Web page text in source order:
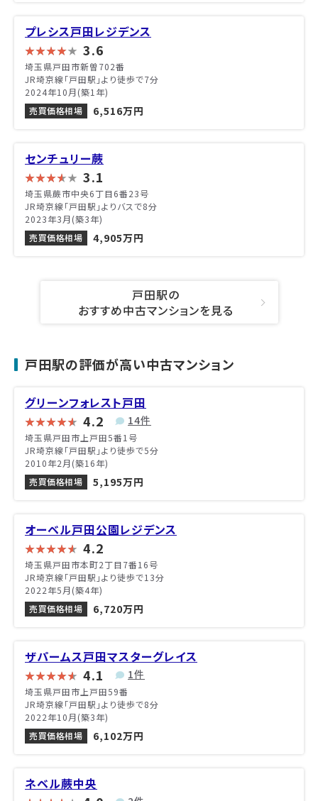
プレシス戸田レジデンス
3.6
埼玉県戸田市新曽702番
JR埼京線「戸田駅」より徒歩で7分
2024年10月(築1年)
売買価格相場
6,516万円
センチュリー蕨
3.1
埼玉県蕨市中央6丁目6番23号
JR埼京線「戸田駅」よりバスで8分
2023年3月(築3年)
売買価格相場
4,905万円
戸田駅の
おすすめ中古マンションを見る
戸田駅の評価が高い中古マンション
グリーンフォレスト戸田
4.2 14件
埼玉県戸田市上戸田5番1号
JR埼京線「戸田駅」より徒歩で5分
2010年2月(築16年)
売買価格相場
5,195万円
オーベル戸田公園レジデンス
4.2
埼玉県戸田市本町2丁目7番16号
JR埼京線「戸田駅」より徒歩で13分
2022年5月(築4年)
売買価格相場
6,720万円
ザパームス戸田マスターグレイス
4.1 1件
埼玉県戸田市上戸田59番
JR埼京線「戸田駅」より徒歩で8分
2022年10月(築3年)
売買価格相場
6,102万円
ネベル蕨中央